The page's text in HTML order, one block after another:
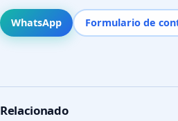
WhatsApp Formulario de
Relacionado